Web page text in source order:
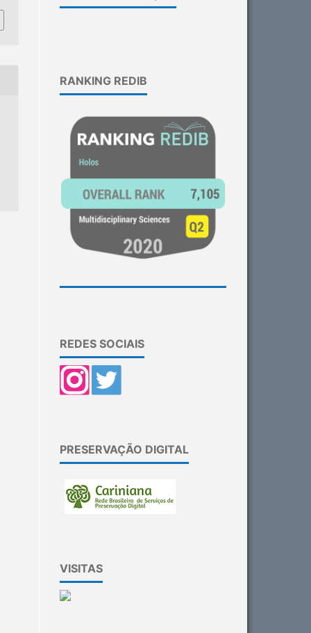
RANKING REDIB
REDES SOCIAIS
PRESERVAÇÃO DIGITAL
VISITAS